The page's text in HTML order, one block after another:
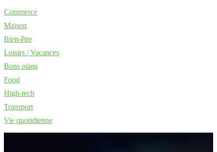
Commerce
Maison
Bien-être
Loisirs / Vacances
Bons plans
Food
High-tech
Transport
Vie quotidienne